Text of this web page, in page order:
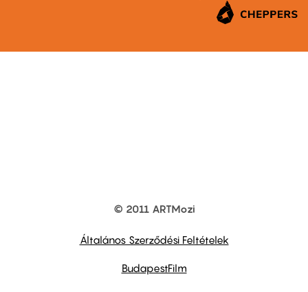
© 2011 ARTMozi
Általános Szerződési Feltételek
BudapestFilm